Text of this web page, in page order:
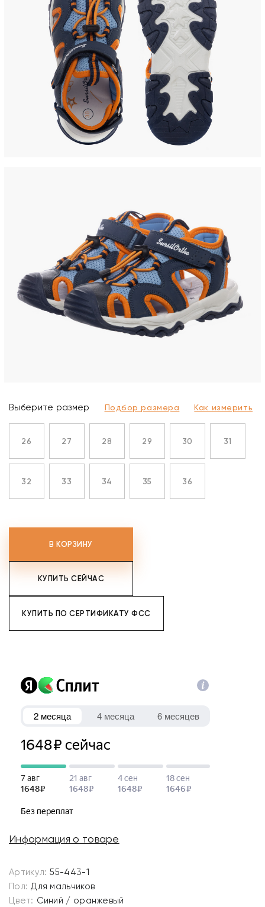
Выберите размер Подбор размера Как измерить
26 27 28 29 30 31
32 33 34 35 36
В КОРЗИНУ
КУПИТЬ СЕЙЧАС
КУПИТЬ ПО СЕРТИФИКАТУ ФСС
Информация о товаре
Артикул: 55-443-1
Пол: Для мальчиков
Цвет: Синий / оранжевый